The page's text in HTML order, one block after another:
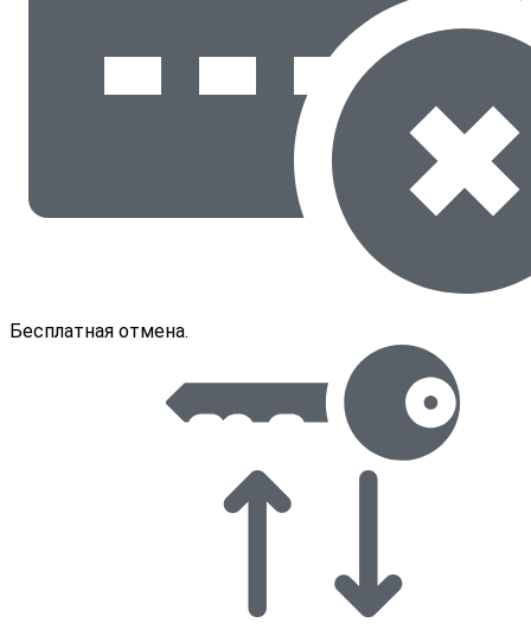
Бесплатная отмена.